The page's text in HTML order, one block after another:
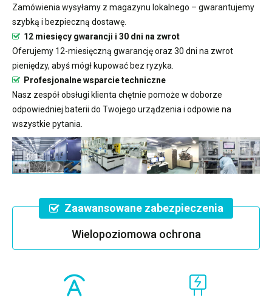
Zamówienia wysyłamy z magazynu lokalnego – gwarantujemy
szybką i bezpieczną dostawę.
12 miesięcy gwarancji i 30 dni na zwrot
Oferujemy 12-miesięczną gwarancję oraz 30 dni na zwrot
pieniędzy, abyś mógł kupować bez ryzyka.
Profesjonalne wsparcie techniczne
Nasz zespół obsługi klienta chętnie pomoże w doborze
odpowiedniej baterii do Twojego urządzenia i odpowie na
wszystkie pytania.
Zaawansowane zabezpieczenia
Wielopoziomowa ochrona